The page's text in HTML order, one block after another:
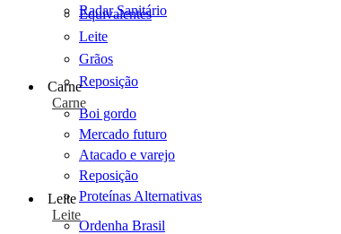
Radar Sanitário
Equivalentes
Leite
Grãos
Reposição
Carne
Carne
Boi gordo
Mercado futuro
Atacado e varejo
Reposição
Proteínas Alternativas
Leite
Leite
Ordenha Brasil